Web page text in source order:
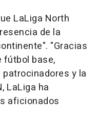
LaLiga North
de la
"Gracias
fútbol base,
y la
LaLiga ha
aficionados